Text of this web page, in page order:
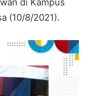
(10/8/2021).